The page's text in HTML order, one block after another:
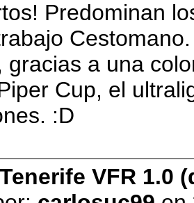
Predominan
gracias a una
Cup, el
:D
VFR 1.0